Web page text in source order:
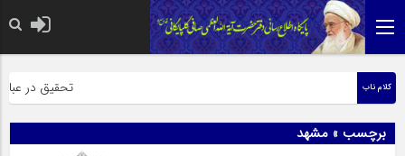
کلام ناب تحقیق در
برچسب » مشهد